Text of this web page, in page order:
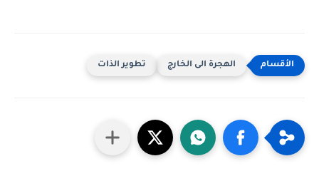
الهجرة الى الخارج تطوير الذات